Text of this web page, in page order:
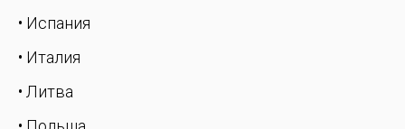
• Испания
• Италия
• Литва